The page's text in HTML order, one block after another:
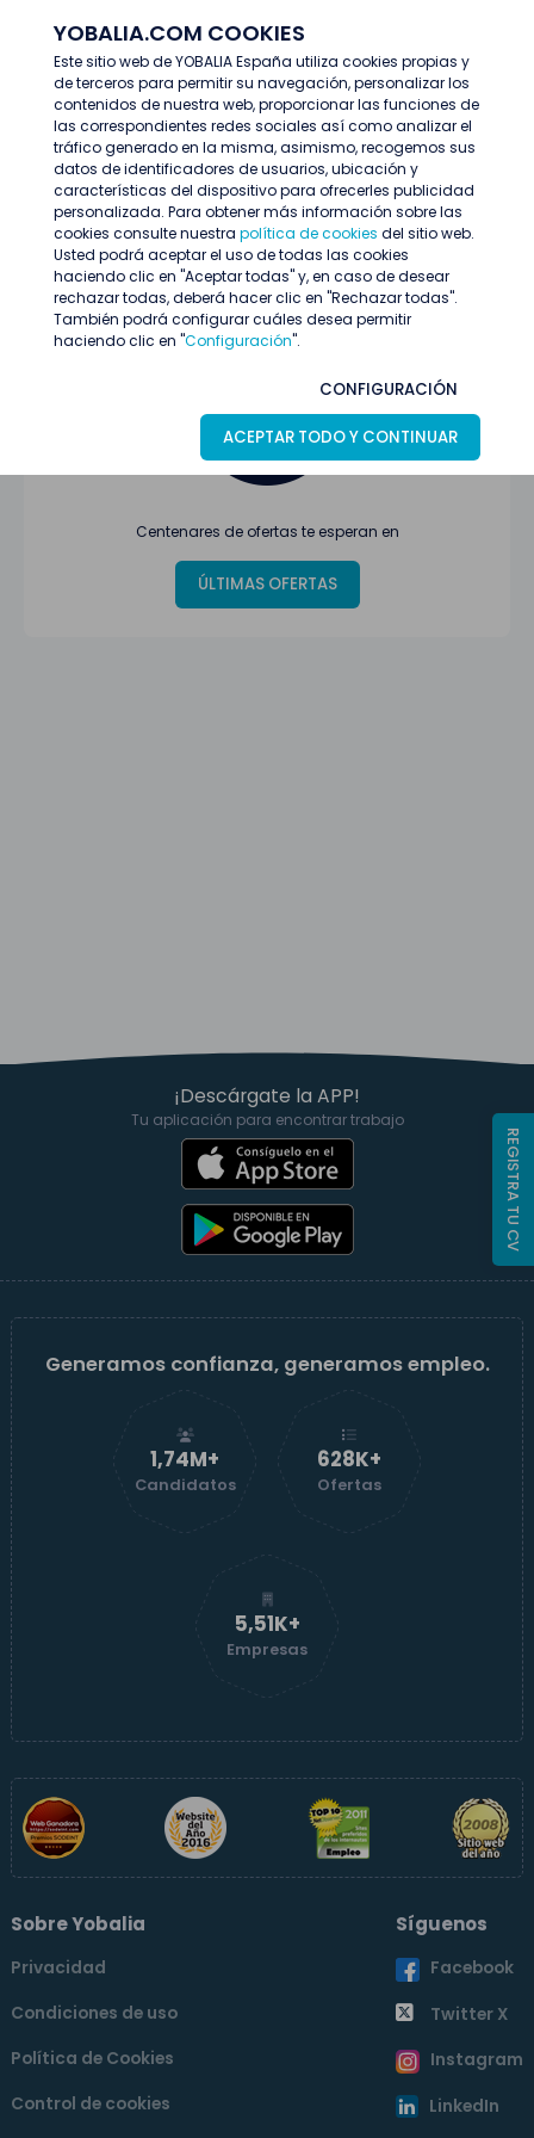
YOBALIA.COM COOKIES
Este sitio web de YOBALIA España utiliza cookies propias y
de terceros para permitir su navegación, personalizar los
contenidos de nuestra web, proporcionar las funciones de
las correspondientes redes sociales así como analizar el
tráfico generado en la misma, asimismo, recogemos sus
datos de identificadores de usuarios, ubicación y
características del dispositivo para ofrecerles publicidad
personalizada. Para obtener más información sobre las
cookies consulte nuestra política de cookies del sitio web.
Usted podrá aceptar el uso de todas las cookies
haciendo clic en "Aceptar todas" y, en caso de desear
rechazar todas, deberá hacer clic en "Rechazar todas".
También podrá configurar cuáles desea permitir
haciendo clic en "Configuración".
CONFIGURACIÓN
ACEPTAR TODO Y CONTINUAR
Últimas ofertas
Oferta no encontrada o ha finalizado su
proceso de selección
Centenares de ofertas te esperan en
ÚLTIMAS OFERTAS
¡Descárgate la APP!
Tu aplicación para encontrar trabajo
Generamos confianza, generamos empleo.
1,74M+
Candidatos
629K+
Ofertas
5,51K+
Empresas
Sobre Yobalia
Privacidad
Condiciones de uso
Política de Cookies
Control de cookies
Síguenos
Facebook
Twitter X
Instagram
LinkedIn
REGISTRA TU CV